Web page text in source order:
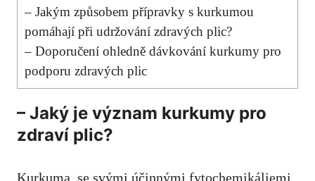
– Jakým způsobem přípravky s kurkumou
pomáhají při udržování zdravých plic?
– Doporučení ohledně⁣ dávkování kurkumy pro
podporu zdravých plic
– Jaký je význam kurkumy pro
zdraví plic?
Kurkuma, se svými účinnými fytochemikáliemi,